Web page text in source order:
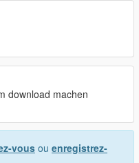
download machen
vous ou enregistrez-